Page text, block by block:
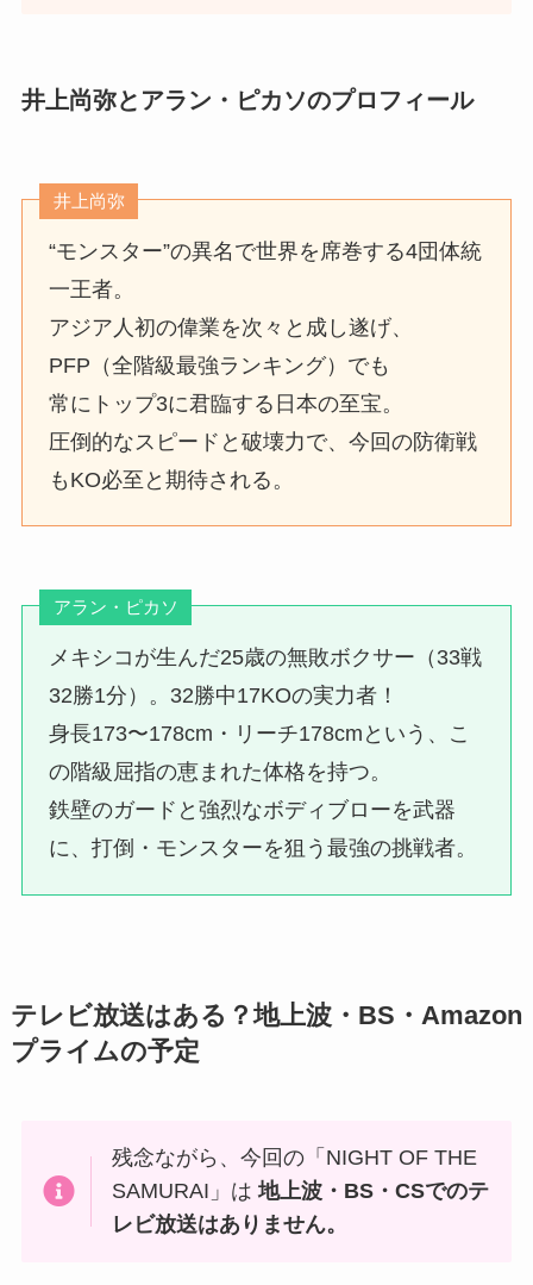
井上尚弥とアラン・ピカソのプロフィール
井上尚弥
“モンスター”の異名で世界を席巻する4団体統
一王者。
アジア人初の偉業を次々と成し遂げ、
PFP（全階級最強ランキング）でも
常にトップ3に君臨する日本の至宝。
圧倒的なスピードと破壊力で、今回の防衛戦
もKO必至と期待される。
アラン・ピカソ
メキシコが生んだ25歳の無敗ボクサー（33戦
32勝1分）。32勝中17KOの実力者！
身長173〜178cm・リーチ178cmという、こ
の階級屈指の恵まれた体格を持つ。
鉄壁のガードと強烈なボディブローを武器
に、打倒・モンスターを狙う最強の挑戦者。
テレビ放送はある？地上波・BS・Amazon
プライムの予定
残念ながら、今回の「NIGHT OF THE
SAMURAI」は地上波・BS・CSでのテ
レビ放送はありません。